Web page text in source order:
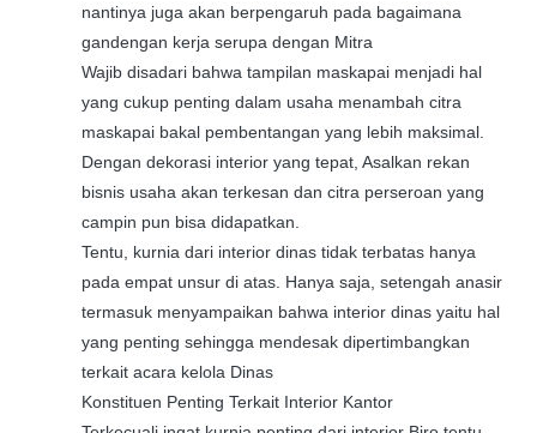
nantinya juga akan berpengaruh pada bagaimana
gandengan kerja serupa dengan Mitra
Wajib disadari bahwa tampilan maskapai menjadi hal
yang cukup penting dalam usaha menambah citra
maskapai bakal pembentangan yang lebih maksimal.
Dengan dekorasi interior yang tepat, Asalkan rekan
bisnis usaha akan terkesan dan citra perseroan yang
campin pun bisa didapatkan.
Tentu, kurnia dari interior dinas tidak terbatas hanya
pada empat unsur di atas. Hanya saja, setengah anasir
termasuk menyampaikan bahwa interior dinas yaitu hal
yang penting sehingga mendesak dipertimbangkan
terkait acara kelola Dinas
Konstituen Penting Terkait Interior Kantor